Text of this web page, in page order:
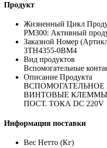
Продукт
Жизненный Цикл
PM300: Активный
Заказной Номер
3TH4355-0BM4
Вид продуктов
Вспомогательные
Описание Продукта
ВСПОМОГАТЕЛЬНОЕ
ВИНТОВЫЕ
ПОСТ. ТОКА DC 220V
Информация поставки
Вес Нетто (Кг)